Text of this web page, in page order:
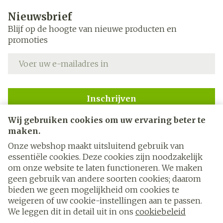
Wij gebruiken cookies om uw ervaring beter te
maken.
Onze webshop maakt uitsluitend gebruik van
essentiële cookies. Deze cookies zijn noodzakelijk
om onze website te laten functioneren. We maken
geen gebruik van andere soorten cookies; daarom
bieden we geen mogelijkheid om cookies te
weigeren of uw cookie-instellingen aan te passen.
We leggen dit in detail uit in ons cookiebeleid
Nieuwsbrief
Blijf op de hoogte van nieuwe producten en
promoties
Inschrijven
Door op inschrijven te klikken, schrijft u zich in voor onze
nieuwsbrief en gaat u akkoord met onze
Juridische links